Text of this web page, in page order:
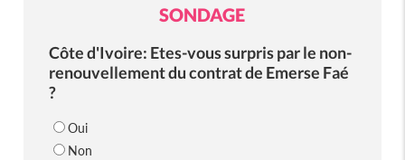
SONDAGE
Côte d'Ivoire: Etes-vous surpris par le non-
renouvellement du contrat de Emerse Faé
?
Oui
Non